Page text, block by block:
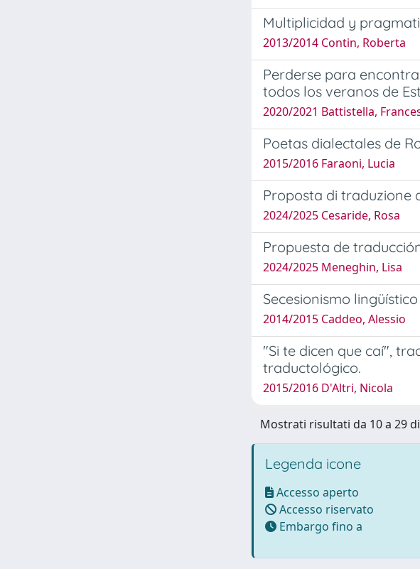
Multiplicidad y
2013/2014 Contin, Roberta
Perderse para
todos los veranos de
2020/2021 Battistella,
Poetas dialectales de
2015/2016 Faraoni, Lucia
Proposta di traduzione
2024/2025 Cesaride, Rosa
Propuesta de
2024/2025 Meneghin, Lisa
Secesionismo
2014/2015 Caddeo, Alessio
"Si te dicen que caí",
traductológico.
2015/2016 D'Altri, Nicola
Mostrati risultati da 10 a 29
Legenda icone
Accesso aperto
Accesso riservato
Embargo fino a